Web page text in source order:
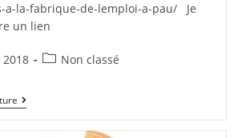
a-la-fabrique-de-lemploi-a-pau/ Je
un lien
PostNon classé
Relayer
De